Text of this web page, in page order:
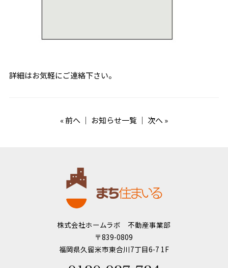
詳細はお気軽にご連絡下さい。
«前へ ｜ お知らせ一覧 ｜ 次へ »
株式会社ホームラボ 不動産事業部
〒839-0809
福岡県久留米市東合川7丁目6-7 1F